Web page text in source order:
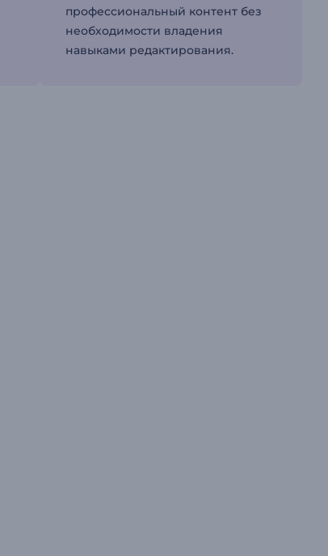
профессиональный контент без
необходимости владения
навыками редактирования.